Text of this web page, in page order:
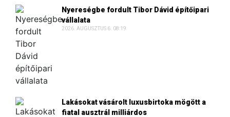
Nyereségbe fordult Tibor Dávid építőipari
vállalata
2026. AUGUSZTUS 6. 08:19
Lakásokat vásárolt luxusbirtoka mögött a
fiatal ausztrál milliárdos